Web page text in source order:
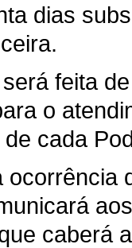
dias
feita
o
cada
ocorrência
caberá